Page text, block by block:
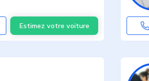
Estimez votre voiture